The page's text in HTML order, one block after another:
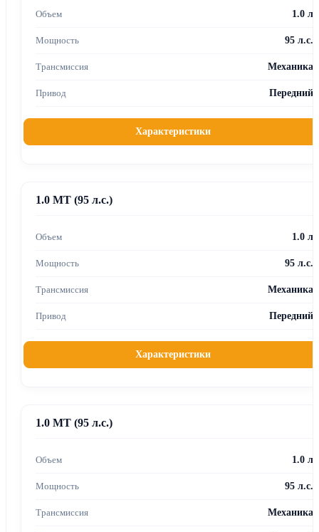
1.0 л
95 л.с.
Механика
Передний
Характеристики
1.0 MT (95 л.с.)
1.0 л
95 л.с.
Механика
Передний
Характеристики
1.0 MT (95 л.с.)
1.0 л
95 л.с.
Механика